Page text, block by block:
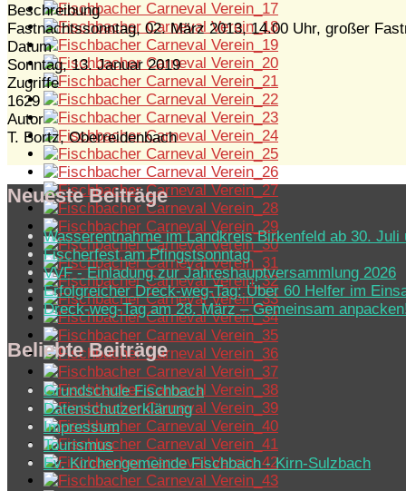
Beschreibung
Fastnachtssonntag, 02. März 2013, 14.00 Uhr, großer
Datum
Sonntag, 13. Januar 2019
Zugriffe
1629
Autor
T. Bortz, Oberreidenbach
Neueste Beiträge
Wasserentnahme im Landkreis Birkenfeld ab 30. Juli
Fischerfest am Pfingstsonntag
VVF - Einladung zur Jahreshauptversammlung 2026
Erfolgreicher Dreck-weg-Tag: Über 60 Helfer im
Dreck-weg-Tag am 28. März – Gemeinsam
Beliebte Beiträge
Grundschule Fischbach
Datenschutzerklärung
Impressum
Tourismus
Ev. Kirchen­ge­mein­de Fisch­bach - Kirn-Sulz­bach